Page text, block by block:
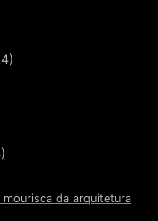
mourisca da arquitetura